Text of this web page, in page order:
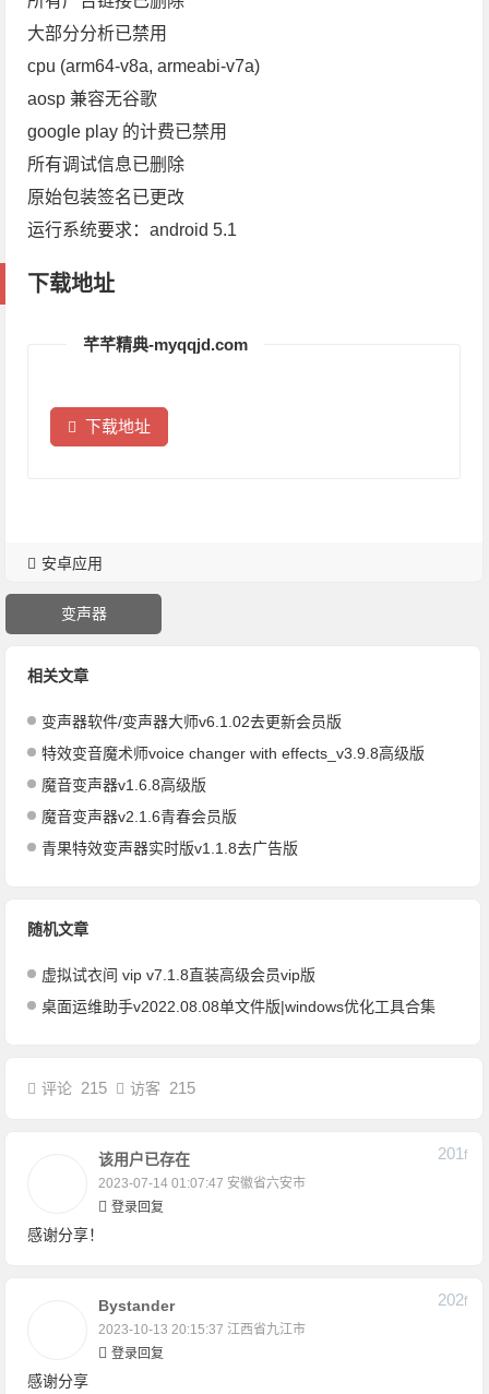
大部分分析已禁用
cpu (arm64-v8a, armeabi-v7a)
aosp 兼容无谷歌
google play 的计费已禁用
所有调试信息已删除
原始包装签名已更改
运行系统要求：android 5.1
下载地址
芊芊精典-myqqjd.com
下载地址
安卓应用
变声器
相关文章
变声器软件/变声器大师v6.1.02去更新会员版
特效变音魔术师voice changer with effects_v3.9.8高级版
魔音变声器v1.6.8高级版
魔音变声器v2.1.6青春会员版
青果特效变声器实时版v1.1.8去广告版
随机文章
虚拟试衣间 vip v7.1.8直装高级会员vip版
桌面运维助手v2022.08.08单文件版|windows优化工具合集
评论 215 访客 215
该用户已存在
2023-07-14 01:07:47 安徽省六安市
201F
登录回复
感谢分享！
Bystander
2023-10-13 20:15:37 江西省九江市
202F
登录回复
感谢分享